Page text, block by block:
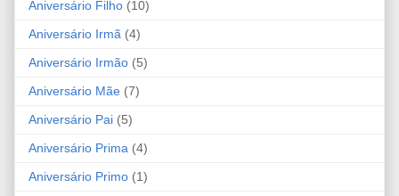
Aniversário Filho (10)
Aniversário Irmã (4)
Aniversário Irmão (5)
Aniversário Mãe (7)
Aniversário Pai (5)
Aniversário Prima (4)
Aniversário Primo (1)